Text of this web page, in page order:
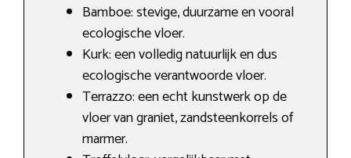
Bamboe: stevige, duurzame en vooral
ecologische vloer.
Kurk: een volledig natuurlijk en dus
ecologische verantwoorde vloer.
Terrazzo: een echt kunstwerk op de
vloer van graniet, zandsteenkorrels of
marmer.